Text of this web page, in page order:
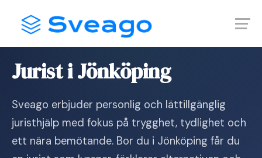
content
Jurist i Jönköping
Sveago erbjuder personlig och lättillgänglig
juristhjälp med fokus på trygghet, tydlighet och
ett nära bemötande. Bor du i Jönköping får du